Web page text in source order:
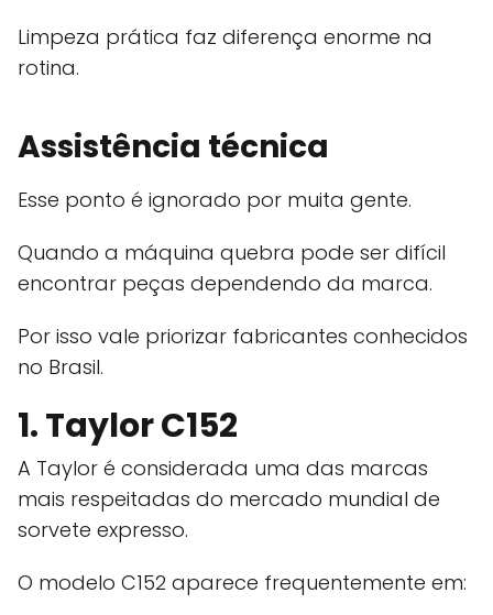
Limpeza prática faz diferença enorme na
rotina.
Assistência técnica
Esse ponto é ignorado por muita gente.
Quando a máquina quebra pode ser difícil
encontrar peças dependendo da marca.
Por isso vale priorizar fabricantes conhecidos
no Brasil.
1. Taylor C152
A Taylor é considerada uma das marcas
mais respeitadas do mercado mundial de
sorvete expresso.
O modelo C152 aparece frequentemente em: